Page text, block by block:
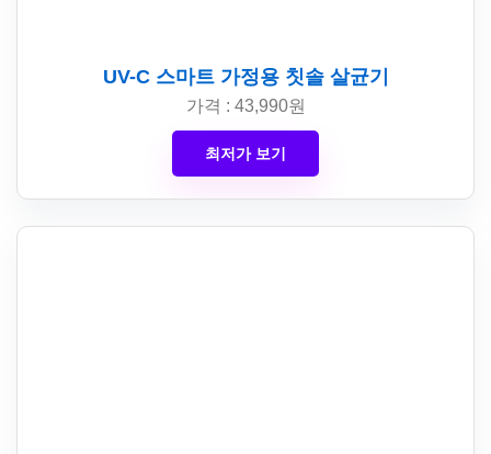
UV-C 스마트 가정용 칫솔 살균기
가격 : 43,990원
최저가 보기